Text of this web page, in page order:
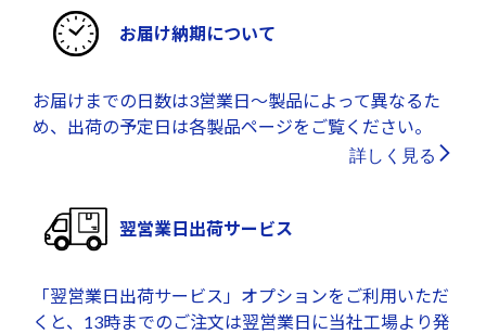
お届け納期について
お届けまでの日数は3営業日～製品によって異なるた
め、出荷の予定日は各製品ページをご覧ください。
詳しく見る
翌営業日出荷サービス
「翌営業日出荷サービス」オプションをご利用いただ
くと、13時までのご注文は翌営業日に当社工場より発